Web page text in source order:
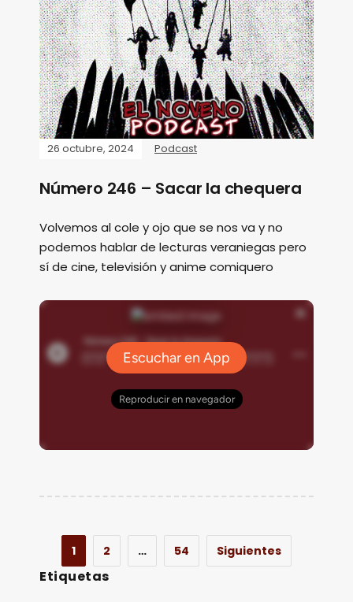
26 octubre, 2024 Podcast
Número 246 – Sacar la chequera
Volvemos al cole y ojo que se nos va y no
podemos hablar de lecturas veraniegas pero
sí de cine, televisión y anime comiquero
1 2 … 54 Siguientes
Etiquetas